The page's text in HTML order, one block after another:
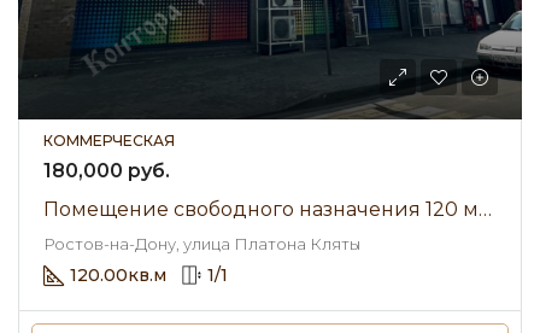
КОММЕРЧЕСКАЯ
180,000 руб.
Помещение свободного назначения 120 м² • улица Платона Кляты • Аренда 180 000 ₽/мес
Ростов-на-Дону, улица Платона Кляты
120.00кв.м 1/1